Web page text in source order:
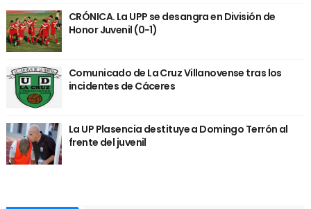
CRÓNICA. La UPP se desangra en División de
Honor Juvenil (0-1)
Comunicado de La Cruz Villanovense tras los
incidentes de Cáceres
La UP Plasencia destituye a Domingo Terrón al
frente del juvenil